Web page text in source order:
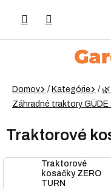
Domov / Kategórie /
Záhradné traktory GÜDE
Traktorové
Traktorové
kosačky ZERO
TURN